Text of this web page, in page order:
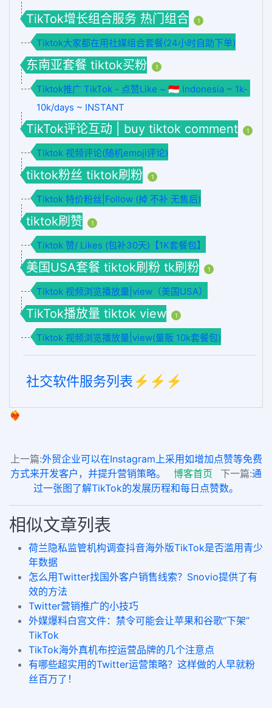
TikTok增长组合服务 热门组合 1
Tiktok大家都在用社媒组合套餐(24小时自助下单)
东南亚套餐 tiktok买粉 1
Tiktok推广 TikTok - 点赞Like ~ 🇮🇩 Indonesia ~ 1k-
10k/days ~ INSTANT
TikTok评论互动 | buy tiktok comment 1
Tiktok 视频评论(随机emoji评论)
tiktok粉丝 tiktok刷粉 1
Tiktok 特价粉丝|Follow (掉 不补 无售后)
tiktok刷赞 1
Tiktok 赞/ Likes (包补30天)【1K套餐包】
美国USA套餐 tiktok刷粉 tk刷粉 1
Tiktok 视频浏览播放量|view（美国USA）
TikTok播放量 tiktok view 1
Tiktok 视频浏览播放量|view(量贩 10k套餐包)
社交软件服务列表⚡️⚡️⚡️
❤️‍🔥
上一篇:外贸企业可以在Instagram上采用如增加点赞等免费
方式来开发客户，并提升营销策略。
博客首页 下一篇:通
过一张图了解TikTok的发展历程和每日点赞数。
相似文章列表
荷兰隐私监管机构调查抖音海外版TikTok是否滥用青少
年数据
怎么用Twitter找国外客户销售线索？Snovio提供了有
效的方法
Twitter营销推广的小技巧
外媒爆料白宫文件：禁令可能会让苹果和谷歌“下架”
TikTok
TikTok海外真机布控运营品牌的几个注意点
有哪些超实用的Twitter运营策略？这样做的人早就粉
丝百万了！